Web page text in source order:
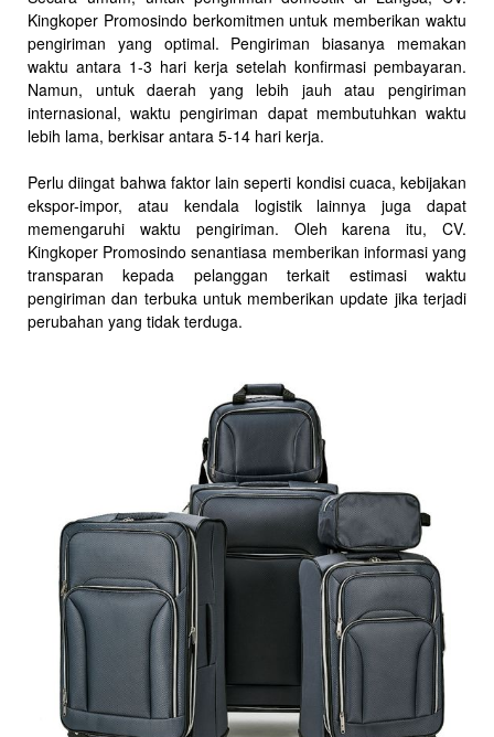
Kingkoper Promosindo berkomitmen untuk memberikan waktu
pengiriman yang optimal. Pengiriman biasanya memakan
waktu antara 1-3 hari kerja setelah konfirmasi pembayaran.
Namun, untuk daerah yang lebih jauh atau pengiriman
internasional, waktu pengiriman dapat membutuhkan waktu
lebih lama, berkisar antara 5-14 hari kerja.
Perlu diingat bahwa faktor lain seperti kondisi cuaca, kebijakan
ekspor-impor, atau kendala logistik lainnya juga dapat
memengaruhi waktu pengiriman. Oleh karena itu, CV.
Kingkoper Promosindo senantiasa memberikan informasi yang
transparan kepada pelanggan terkait estimasi waktu
pengiriman dan terbuka untuk memberikan update jika terjadi
perubahan yang tidak terduga.